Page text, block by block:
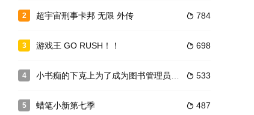
2  784
超宇宙刑事卡邦 无限 外传
3  698
游戏王 GO RUSH！！
4  533
小书痴的下克上为了成为图书管理员不择手段！第二季
5  487
蜡笔小新第七季